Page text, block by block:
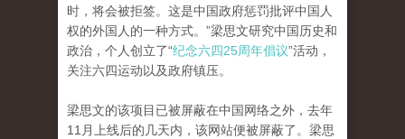
时，将会被拒签。这是中国政府惩罚批评中国人
权的外国人的一种方式。”梁思文研究中国历史和
政治，个人创立了“纪念六四25周年倡议”活动，
关注六四运动以及政府镇压。
梁思文的该项目已被屏蔽在中国网络之外，去年
11月上线后的几天内，该网站便被屏蔽了。梁思